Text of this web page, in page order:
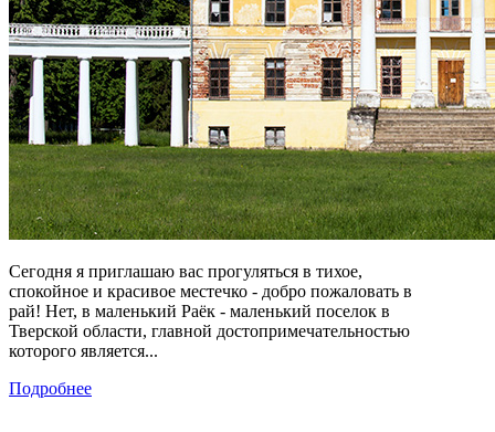
Сегодня я приглашаю вас прогуляться в тихое,
спокойное и красивое местечко - добро пожаловать в
рай! Нет, в маленький Раёк - маленький поселок в
Тверской области, главной достопримечательностью
которого является...
Подробнее